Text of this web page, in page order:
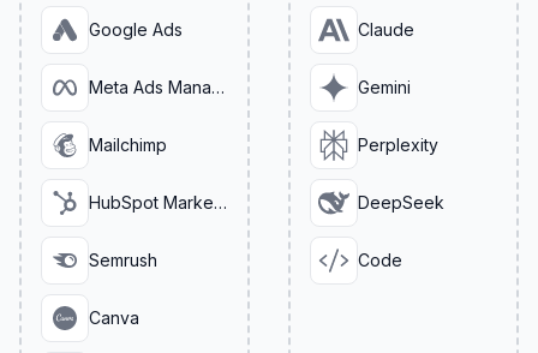
Google Ads
Meta Ads Manager
Mailchimp
HubSpot Marketing
Semrush
Canva
Claude
Gemini
Perplexity
DeepSeek
Code